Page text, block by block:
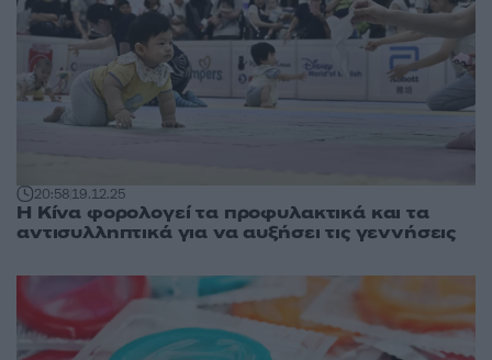
20:5819.12.25
Η Κίνα φορολογεί τα προφυλακτικά και τα
αντισυλληπτικά για να αυξήσει τις γεννήσεις